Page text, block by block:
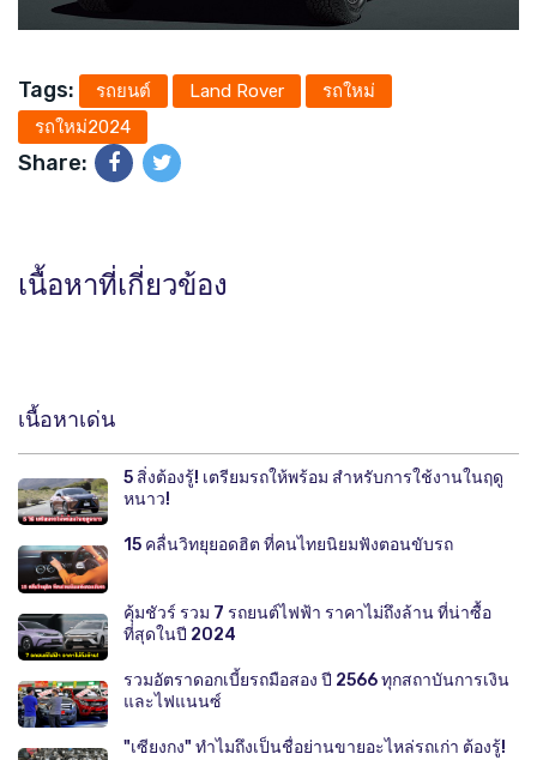
Tags: รถยนต์ Land Rover
รถใหม่
รถใหม่2024
Share:
เนื้อหาที่เกี่ยวข้อง
เนื้อหาเด่น
5 สิ่งต้องรู้! เตรียมรถให้พร้อม สำหรับการใช้งานในฤดู
หนาว!
15 คลื่นวิทยุยอดฮิต ที่คนไทยนิยมฟังตอนขับรถ
คุ้มชัวร์ รวม 7 รถยนต์ไฟฟ้า ราคาไม่ถึงล้าน ที่น่าซื้อ
ที่สุดในปี 2024
รวมอัตราดอกเบี้ยรถมือสอง ปี 2566 ทุกสถาบันการเงิน
และไฟแนนซ์
"เซียงกง" ทำไมถึงเป็นชื่อย่านขายอะไหล่รถเก่า ต้องรู้!